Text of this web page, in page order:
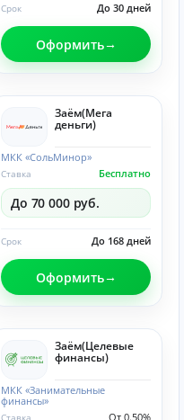
До 30 дней
Срок
Оформить
Заём(Мега
деньги)
МКК «СольМинор»
Бесплатно
Ставка
До 70 000 руб.
До 168 дней
Срок
Оформить
Заём(Целевые
финансы)
МКК «Занимательные
финансы»
От 0.50%
Ставка